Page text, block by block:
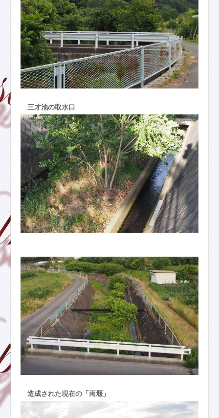
三才池の取水口
造成された現在の「両堰」